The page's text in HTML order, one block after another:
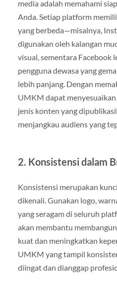
media adalah memahami
Anda. Setiap platform
yang berbeda—misalnya,
digunakan oleh kalangan
visual, sementara Facebook
pengguna dewasa yang
lebih panjang. Dengan
UMKM dapat
jenis konten yang
menjangkau audiens yang
2. Konsistensi dalam
Konsistensi merupakan
dikenali. Gunakan logo,
yang seragam di seluruh
akan membantu
kuat dan meningkatkan
UMKM yang tampil
diingat dan dianggap